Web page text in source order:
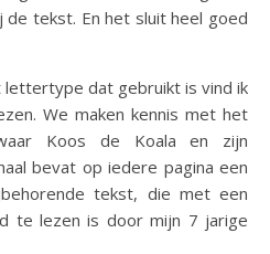
tekst. En het sluit heel goed
lettertype dat gebruikt is vind ik
We maken kennis met het
Koos de Koala en zijn
bevat op iedere pagina een
tekst, die met een
te lezen is door mijn 7 jarige